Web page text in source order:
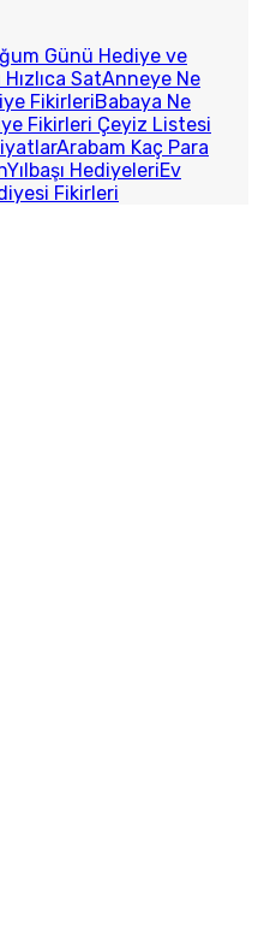
Günü Hediye ve
SatAnneye Ne
FikirleriBabaya Ne
Fikirleri Çeyiz Listesi
Arabam Kaç Para
Yılbaşı HediyeleriEv
Fikirleri